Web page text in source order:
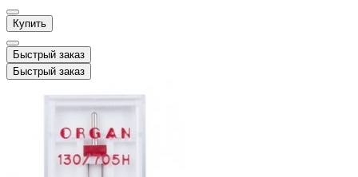
Купить
Быстрый заказ
Быстрый заказ